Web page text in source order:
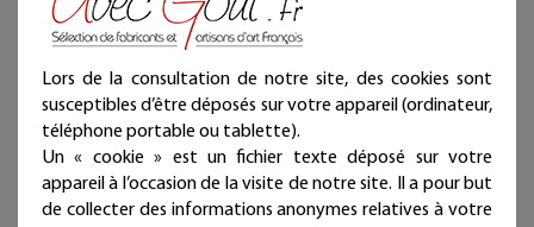
Le baume à lèvres nature contient :
hydrater et régénérer les lèvres gercées
- De la cire d'abeille, pour protéger des agressions.
Composition : huile de macadamia*,cire d'abeille*,
beurre de karité*, vitamine e, huile de tournesol.
Lors de la consultation de notre site, des cookies sont
susceptibles d’être déposés sur votre appareil (ordinateur,
téléphone portable ou tablette).
Un « cookie » est un fichier texte déposé sur votre
appareil à l’occasion de la visite de notre site. Il a pour but
de collecter des informations anonymes relatives à votre